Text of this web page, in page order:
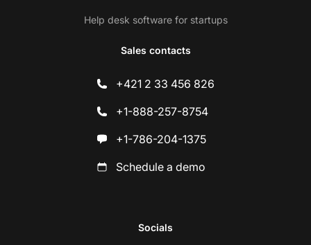
Help desk software for startups
Sales contacts
+421 2 33 456 826
+1-888-257-8754
+1-786-204-1375
Schedule a demo
Socials